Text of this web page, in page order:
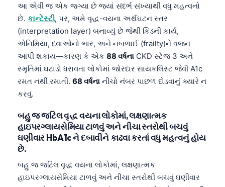
આ એવી જ એક જગ્યા છે જ્યાં સંદર્ભ સંખ્યાથી વધુ મહત્વનો
છે. કાન્ટેસ્ટી, પર, અમે વૃદ્ધ-વયના અર્થઘટન સ્તર
(interpretation layer) બનાવ્યું છે જેથી કિડની કાર્ય,
એનિમિયા, દવાઓનો ભાર, અને નબળાઈ (frailty)ને વજન
આપી શકાય—કારણ કે એક 88 વર્ષના CKD સ્ટેજ 3 અને
સ્મૃતિમાં ઘટાડો ધરાવતા લોકોમાં જોરદાર સાયકલિસ્ટ જેવી A1c
રમત નથી રમાતી. 68 વર્ષના નીચો નંબર પાછળ દોડવાનું ક્યારે ન
કરવું.
બહુ જ જટિલ વૃદ્ધ વયના લોકોમાં, લક્ષણાત્મક
હાઇપરગ્લાયસેમિયા ટાળવું અને નીચા સ્તરોથી બચવું
ઘણીવાર HbA1c ને દબાવીને કાઢવા કરતાં વધુ મહત્વનું હોય
છે.
બહુ જ જટિલ વૃદ્ધ વયના લોકોમાં, લક્ષણાત્મક
હાઇપરગ્લાયસેમિયા ટાળવું અને નીચા સ્તરોથી બચવું ઘણીવાર
كوردی‎
پښتو
සිංහල
অসমীয়া
Latviešu valoda
Македонски јазик
Euskara
Gàidhlig
Occitan